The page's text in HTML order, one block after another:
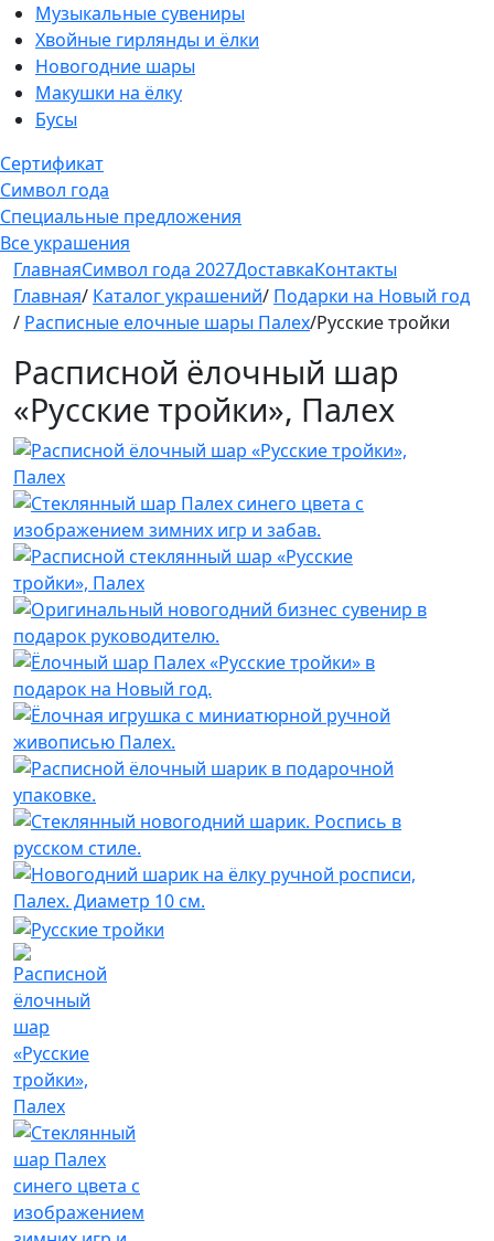
Музыкальные сувениры
Хвойные гирлянды и ёлки
Новогодние шары
Макушки на ёлку
Бусы
Сертификат
Символ года
Специальные предложения
Все украшения
ГлавнаяСимвол года 2027ДоставкаКонтакты
Главная/ Каталог украшений/ Подарки на Новый год
/ Расписные елочные шары Палех/Русские тройки
Расписной ёлочный шар
«Русские тройки», Палех